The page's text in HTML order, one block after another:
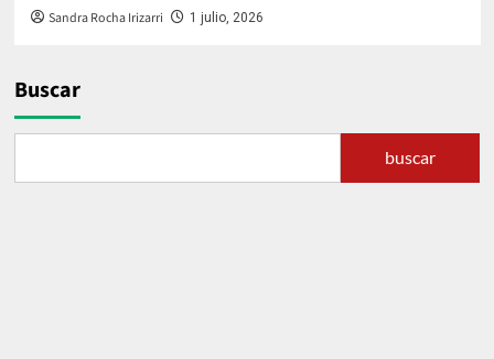
Sandra Rocha Irizarri 1 julio, 2026
Buscar
buscar